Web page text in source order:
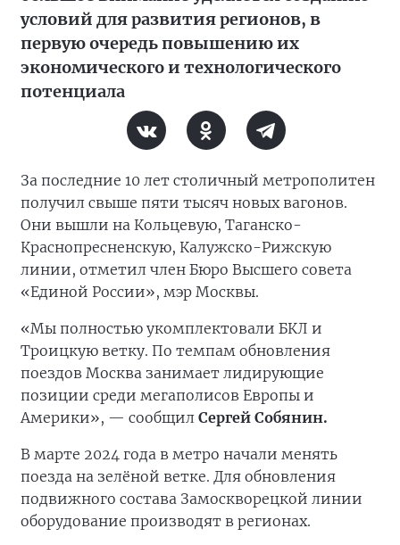
условий для развития регионов, в
первую очередь повышению их
экономического и технологического
потенциала
За последние 10 лет столичный метрополитен
получил свыше пяти тысяч новых вагонов.
Они вышли на Кольцевую, Таганско-
Краснопресненскую, Калужско-Рижскую
линии, отметил член Бюро Высшего совета
«Единой России», мэр Москвы.
«Мы полностью укомплектовали БКЛ и
Троицкую ветку. По темпам обновления
поездов Москва занимает лидирующие
позиции среди мегаполисов Европы и
Америки», — сообщил Сергей Собянин.
В марте 2024 года в метро начали менять
поезда на зелёной ветке. Для обновления
подвижного состава Замоскворецкой линии
оборудование производят в регионах.